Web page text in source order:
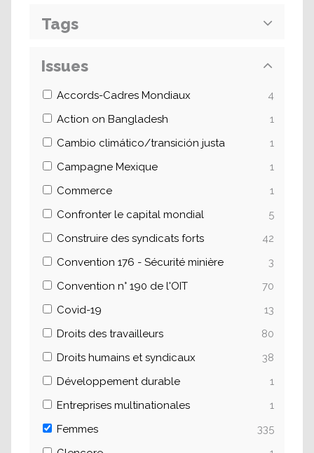
Tags
Issues
Accords-Cadres Mondiaux
4
Action on Bangladesh
1
Cambio climático/transición justa
1
Campagne Mexique
1
Commerce
1
Confronter le capital mondial
5
Construire des syndicats forts
42
Convention 176 - Sécurité minière
3
Convention n° 190 de l'OIT
70
Covid-19
13
Droits des travailleurs
80
Droits humains et syndicaux
38
Développement durable
1
Entreprises multinationales
1
Femmes
335